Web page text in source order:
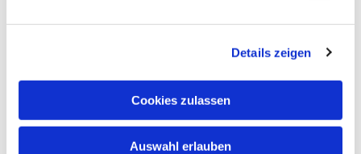
Details zeigen
Cookies zulassen
Auswahl erlauben